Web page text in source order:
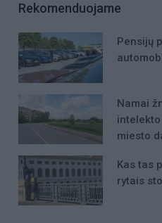
Rekomenduojame
Pensijų
Namai
miesto
Kas tas
rytais